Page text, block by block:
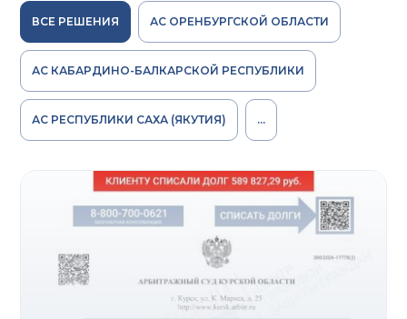
ВСЕ РЕШЕНИЯ АС ОРЕНБУРГСКОЙ ОБЛАСТИ
АС КАБАРДИНО-БАЛКАРСКОЙ РЕСПУБЛИКИ
АС РЕСПУБЛИКИ САХА (ЯКУТИЯ) ...